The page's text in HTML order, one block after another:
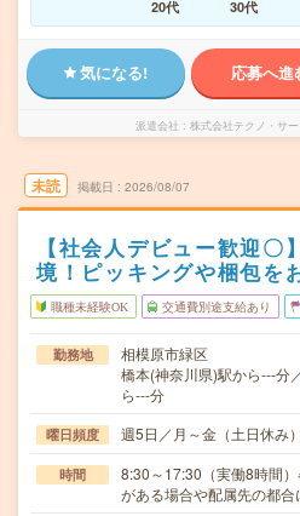
20代 30代
気になる! 応募へ進
派遣会社 株式会社テクノ・サー
未読 掲載日 2026/08/07
【社会人デビュー歓迎〇
境！ピッキングや梱包を
職種未経験OK 交通費別途支給あり
勤務地
相模原市緑区
橋本(神奈川県)駅から---分
ら---分
曜日頻度 週5日／月～金（土日休み）
時間
8:30～17:30（実働8時間
がある場合や配属先の都